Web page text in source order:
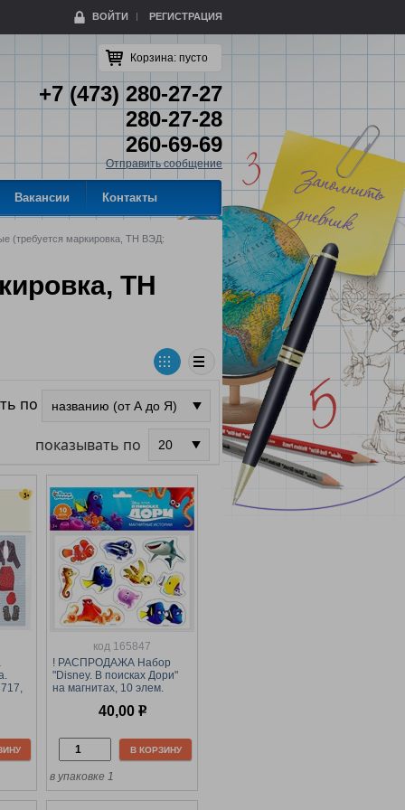
ВОЙТИ РЕГИСТРАЦИЯ
Корзина: пусто
+7 (473) 280-27-27
280-27-28
260-69-69
Отправить сообщение
Вакансии Контакты
(требуется маркировка, ТН ВЭД:
ТН
по
показывать по
код 165847
! РАСПРОДАЖА Набор
"Disney. В поисках Дори"
на магнитах, 10 элем.
королевство"
40,00 р
В КОРЗИНУ
в упаковке 1